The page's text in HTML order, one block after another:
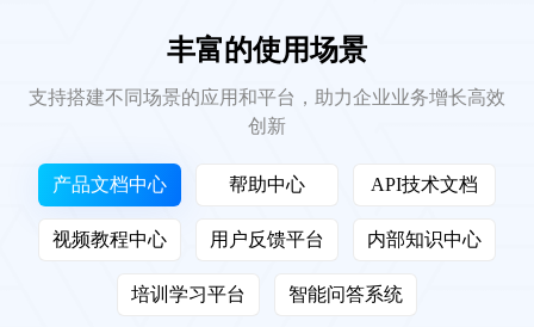
丰富的使用场景
支持搭建不同场景的应用和平台，助力企业业务增长高效
创新
产品文档中心 帮助中心 API技术文档
视频教程中心 用户反馈平台 内部知识中心
培训学习平台 智能问答系统